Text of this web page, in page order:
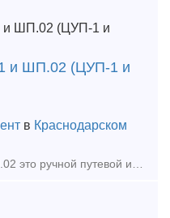
и ШП.02 (ЦУП-1 и
в Краснодарском